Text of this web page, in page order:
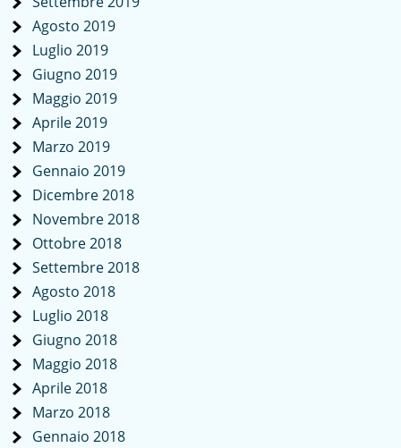
Agosto 2019
Luglio 2019
Giugno 2019
Maggio 2019
Aprile 2019
Marzo 2019
Gennaio 2019
Dicembre 2018
Novembre 2018
Ottobre 2018
Settembre 2018
Agosto 2018
Luglio 2018
Giugno 2018
Maggio 2018
Aprile 2018
Marzo 2018
Gennaio 2018